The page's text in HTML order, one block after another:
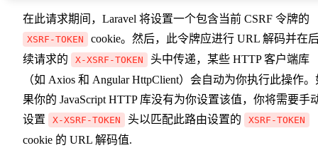
在此请求期间，Laravel 将设置一个包含当前 CSRF 令牌的
XSRF-TOKEN
cookie。然后，此令牌应进行 URL 解码并在
续请求的
X-XSRF-TOKEN
头中传递，某些 HTTP 客户端库
（如 Axios 和 Angular HttpClient）会自动为你执行此操作。
果你的 JavaScript HTTP 库没有为你设置该值，你将需要手
设置
X-XSRF-TOKEN 头以匹配此路由设置的 XSRF-TOKEN
cookie 的 URL 解码值.